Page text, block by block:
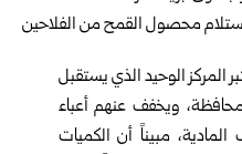
الوحيد الذي يستقبل
ويخفف عنهم أعباء
المادية، مبيناً أن الكميات